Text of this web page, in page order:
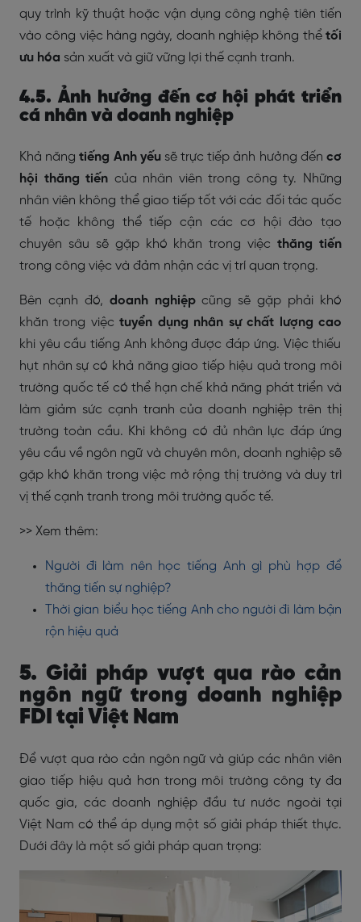
quy trình kỹ thuật hoặc vận dụng công nghệ tiên tiến
vào công việc hàng ngày, doanh nghiệp không thể tối
ưu hóa sản xuất và giữ vững lợi thế cạnh tranh.
4.5. Ảnh hưởng đến cơ hội phát triển
cá nhân và doanh nghiệp
Khả năngtiếng Anh yếusẽ trực tiếp ảnh hưởng đếncơ
hội thăng tiến của nhân viên trong công ty. Những
nhân viên không thể giao tiếp tốt với các đối tác quốc
tế hoặc không thể tiếp cận các cơ hội đào tạo
chuyên sâu sẽ gặp khó khăn trong việcthăng tiến
trong công việc và đảm nhận các vị trí quan trọng.
Bên cạnh đó, doanh nghiệpcũng sẽ gặp phải khó
khăn trong việctuyển dụng nhân sự chất lượng cao
khi yêu cầu tiếng Anh không được đáp ứng. Việc thiếu
hụt nhân sự có khả năng giao tiếp hiệu quả trong môi
trường quốc tế có thể hạn chế khả năng phát triển và
làm giảm sức cạnh tranh của doanh nghiệp trên thị
trường toàn cầu. Khi không có đủ nhân lực đáp ứng
yêu cầu về ngôn ngữ và chuyên môn, doanh nghiệp sẽ
gặp khó khăn trong việc mở rộng thị trường và duy trì
vị thế cạnh tranh trong môi trường quốc tế.
>> Xem thêm:
Người đi làm nên học tiếng Anh gì phù hợp để
thăng tiến sự nghiệp?
Thời gian biểu học tiếng Anh cho người đi làm bận
rộn hiệu quả
5. Giải pháp vượt qua rào cản
ngôn ngữ trong doanh nghiệp
FDI tại Việt Nam
Để vượt qua rào cản ngôn ngữ và giúp các nhân viên
giao tiếp hiệu quả hơn trong môi trường công ty đa
quốc gia, các doanh nghiệp đầu tư nước ngoài tại
Việt Nam có thể áp dụng một số giải pháp thiết thực.
Dưới đây là một số giải pháp quan trọng: